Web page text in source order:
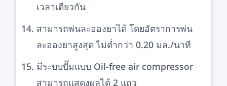
เวลาเดียวกัน
สามารถพ่นละอองยาได้ โดยอัตราการพ่น
ละอองยาสูงสุด ไม่ต่ำกว่า 0.20 มล./นาที
มีระบบปั๊มแบบ Oil-free air compressor
สามารถแสดงผลได้ 2 แถว